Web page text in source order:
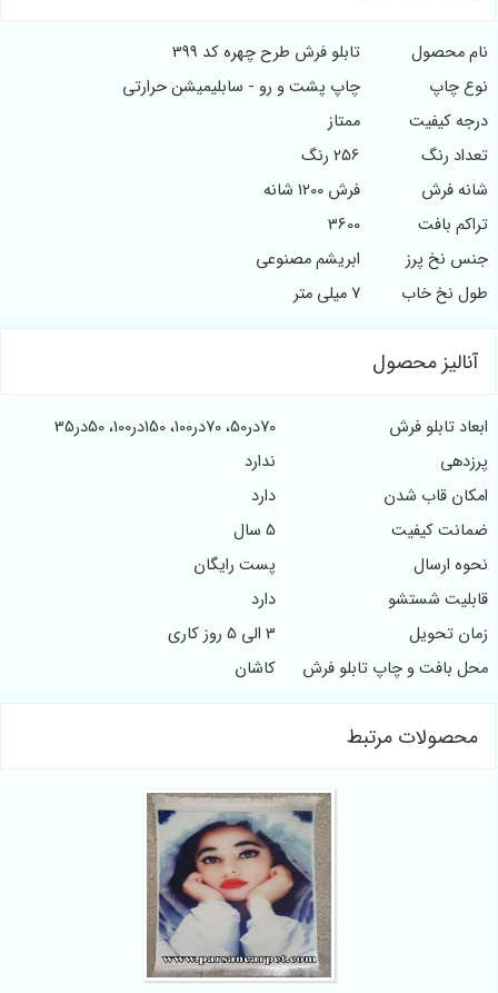
نام محصول
تابلو فرش طرح چهره کد 399
نوع چاپ
چاپ پشت و رو - سابلیمیشن حرارتی
درجه کیفیت
ممتاز
تعداد رنگ
256 رنگ
شانه فرش
فرش 1200 شانه
تراکم بافت
3600
جنس نخ پرز
ابریشم مصنوعی
طول نخ خاب
7 میلی متر
آنالیز محصول
ابعاد تابلو فرش
70در50، 70در100، 150در100، 50در35
پرزدهی
ندارد
امکان قاب شدن
دارد
ضمانت کیفیت
5 سال
نحوه ارسال
پست رایگان
قابلیت شستشو
دارد
زمان تحویل
3 الی 5 روز کاری
محل بافت و چاپ تابلو فرش
کاشان
محصولات مرتبط